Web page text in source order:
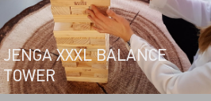
JENGA XXXL BALANCE
TOWER